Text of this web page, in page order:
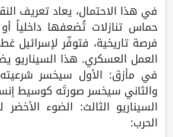
في هذا الاحتمال، يعاد تعريف
حماس تنازلات تُضعفها داخلياً
فرصة تاريخية، فتوفّر لإسرائيل
العمل العسكري. هذا السيناريو
في مأزق: الأول سيخسر شرعيته
والثاني سيخسر صورتَه كوسيط
السيناريو الثالث: الضوء الأخضر
الحرب: